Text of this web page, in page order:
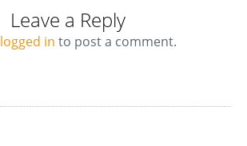
Leave a Reply
logged in to post a comment.